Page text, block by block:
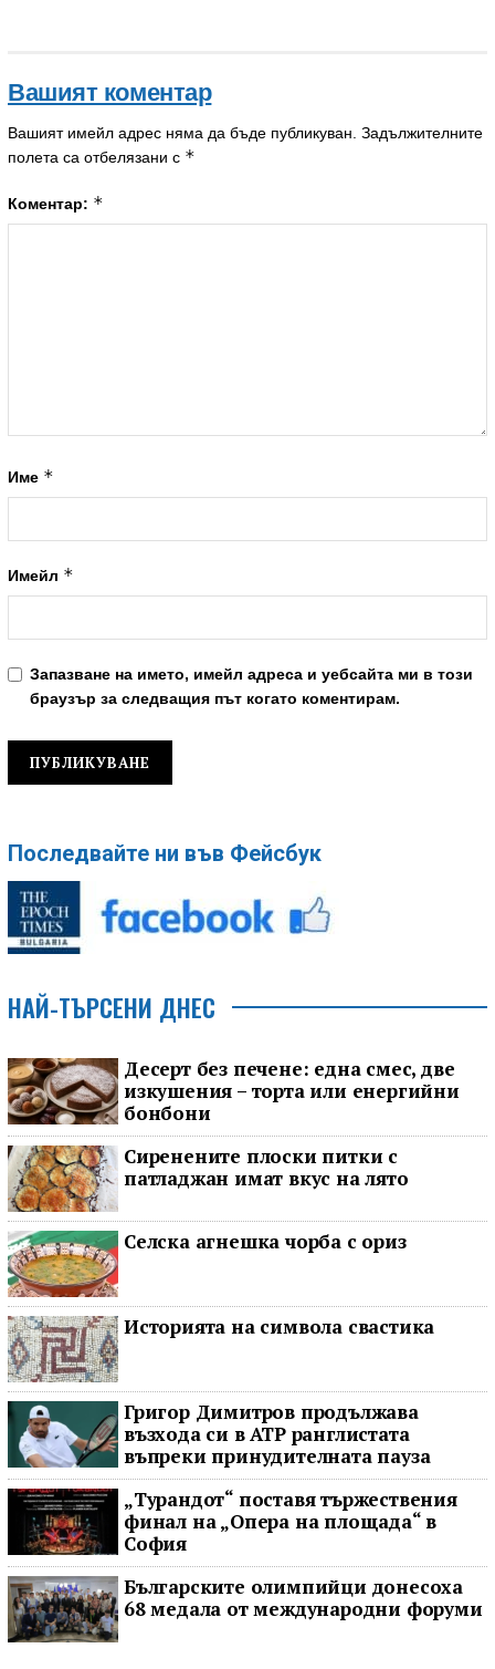
Вашият коментар
Вашият имейл адрес няма да бъде публикуван. Задължителните
полета са отбелязани с *
Коментар: *
Име *
Имейл *
Запазване на името, имейл адреса и уебсайта ми в този
браузър за следващия път когато коментирам.
Последвайте ни във Фейсбук
НАЙ-ТЪРСЕНИ ДНЕС
Десерт без печене: една смес, две
изкушения – торта или енергийни
бонбони
Сиренените плоски питки с
патладжан имат вкус на лято
Селска агнешка чорба с ориз
Историята на символа свастика
Григор Димитров продължава
възхода си в ATP ранглистата
въпреки принудителната пауза
„Турандот“ поставя тържествения
финал на „Опера на площада“ в
София
Българските олимпийци донесоха
68 медала от международни форуми